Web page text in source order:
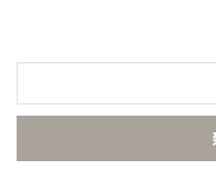
日の半分以上をiP ...